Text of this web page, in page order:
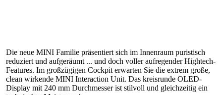
Die neue MINI Familie präsentiert sich im Innenraum puristisch
reduziert und aufgeräumt ... und doch voller aufregender Hightech-
Features. Im großzügigen Cockpit erwarten Sie die extrem große,
clean wirkende MINI Interaction Unit. Das kreisrunde OLED-
Display mit 240 mm Durchmesser ist stilvoll und gleichzeitig ein